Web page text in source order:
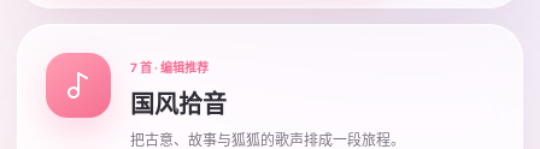
7 首 · 编辑推荐
国风拾音
把古意、故事与狐狐的歌声排成一段旅程。